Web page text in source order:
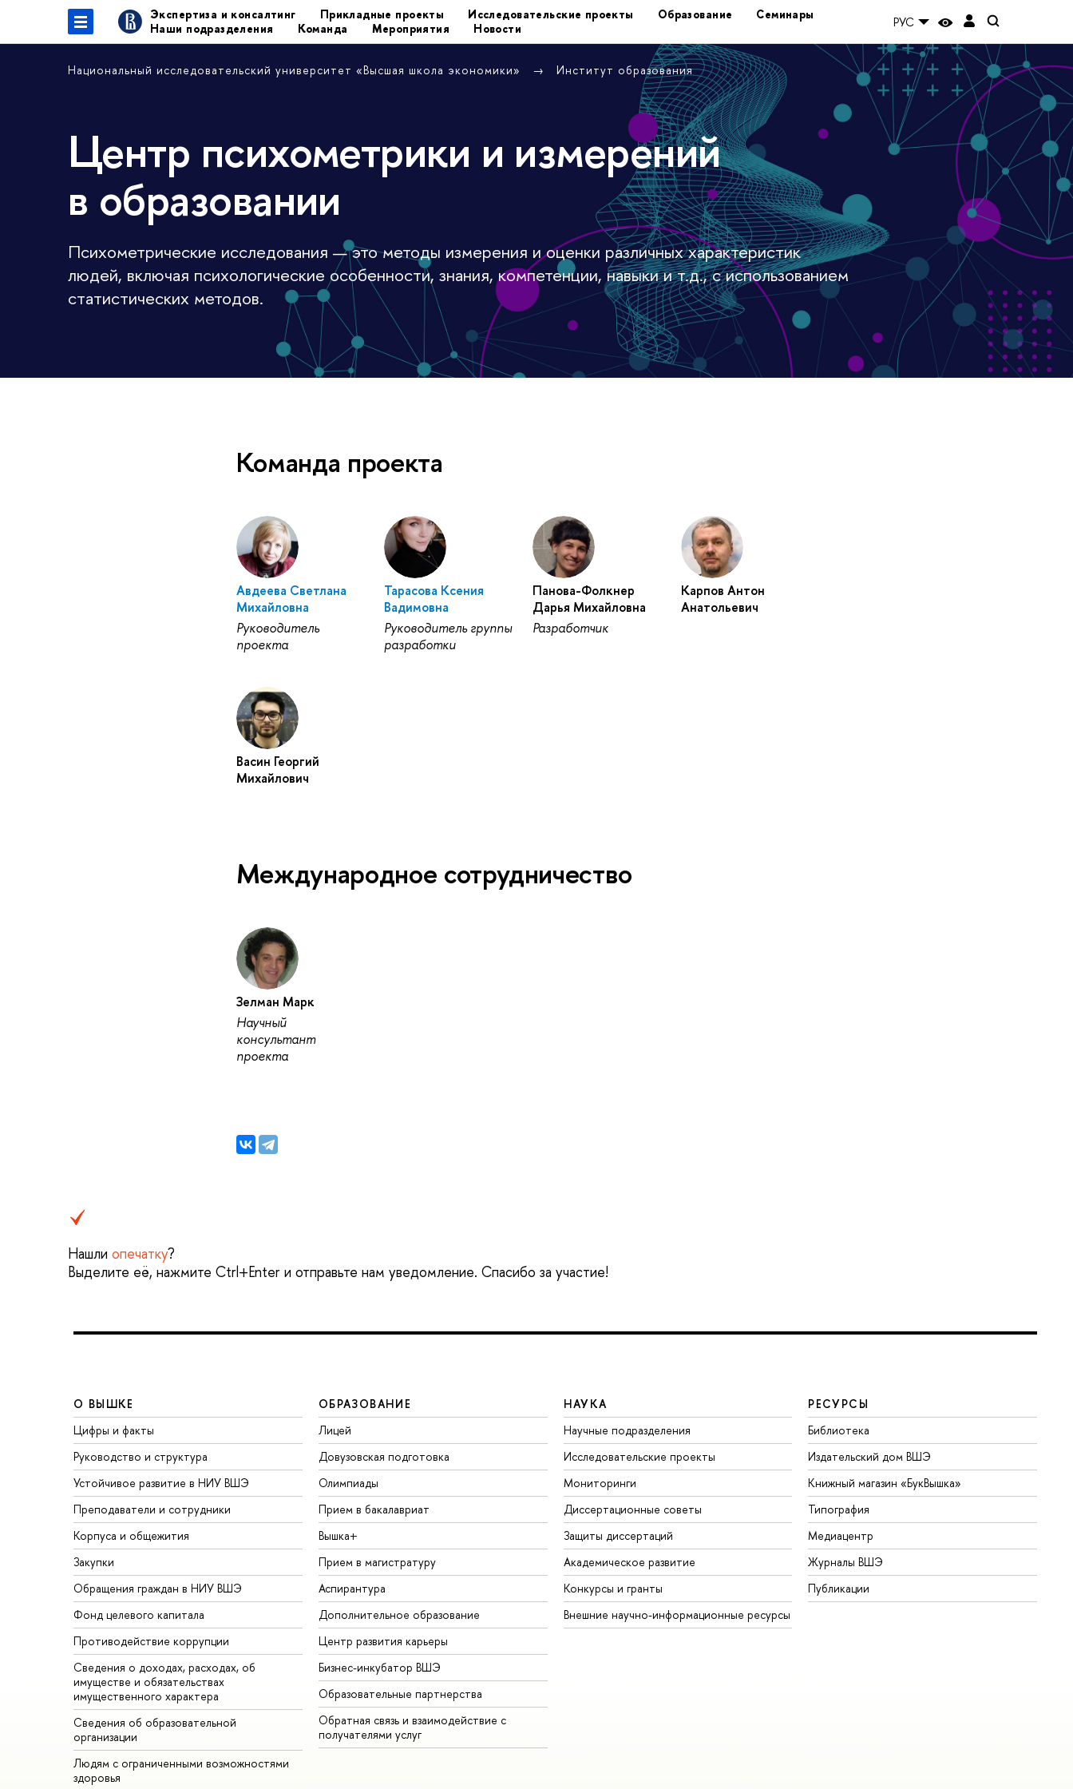
Экспертиза и консалтинг Прикладные проекты Исследовательские проекты Образование
Семинары
Наши подразделения
Команда Мероприятия Новости РУС
Национальный исследовательский университет «Высшая школа экономики» Институт образования
Центр психометрики и измерений
в образовании
Психометрические исследования — это методы измерения и оценки различных характеристик
людей, включая психологические особенности, знания, компетенции, навыки и т.д., с использованием
статистических методов.
Команда проекта
Авдеева Светлана
Михайловна
Руководитель
проекта
Тарасова Ксения
Вадимовна
Руководитель группы
разработки
Панова-Фолкнер
Дарья Михайловна
Разработчик
Карпов Антон
Анатольевич
Васин Георгий
Михайлович
Международное сотрудничество
Зелман Марк
Научный
консультант
проекта
Нашли опечатку?
Выделите её, нажмите Ctrl+Enter и отправьте нам уведомление. Спасибо за участие!
О ВЫШКЕ
Цифры и факты
Руководство и структура
Устойчивое развитие в НИУ ВШЭ
Преподаватели и сотрудники
Корпуса и общежития
Закупки
Обращения граждан в НИУ ВШЭ
Фонд целевого капитала
Противодействие коррупции
Сведения о доходах, расходах, об
имуществе и обязательствах
имущественного характера
Сведения об образовательной
организации
Людям с ограниченными возможностями
здоровья
ОБРАЗОВАНИЕ
Лицей
Довузовская подготовка
Олимпиады
Прием в бакалавриат
Вышка+
Прием в магистратуру
Аспирантура
Дополнительное образование
Центр развития карьеры
Бизнес-инкубатор ВШЭ
Образовательные партнерства
Обратная связь и взаимодействие с
получателями услуг
НАУКА
Научные подразделения
Исследовательские проекты
Мониторинги
Диссертационные советы
Защиты диссертаций
Академическое развитие
Конкурсы и гранты
Внешние научно-информационные ресурсы
РЕСУРСЫ
Библиотека
Издательский дом ВШЭ
Книжный магазин «БукВышка»
Типография
Медиацентр
Журналы ВШЭ
Публикации